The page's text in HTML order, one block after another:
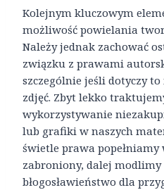
Kolejnym kluczowym
możliwość powielania
Należy jednak zachować
związku z prawami
szczególnie jeśli dotyczy
zdjęć. Zbyt lekko
wykorzystywanie
lub grafiki w naszych
świetle prawa popełniamy
zabroniony, dalej modlimy
błogosławieństwo dla